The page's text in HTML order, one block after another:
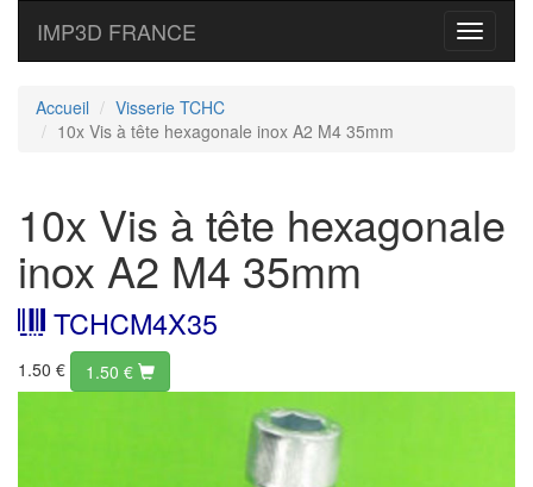
Toggle
IMP3D FRANCE
Accueil
Visserie TCHC
10x Vis à tête hexagonale inox A2 M4 35mm
10x Vis à tête hexagonale
inox A2 M4 35mm
TCHCM4X35
1.50 € 1.50 €